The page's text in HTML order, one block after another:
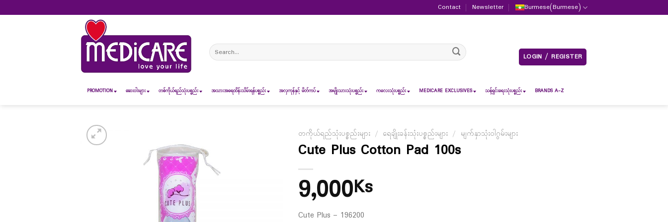
to
Contact Newsletter Burmese(Burmese)
Search
for:
LOGIN / REGISTER
PROMOTION ဆေး၀ါးများ တစ်ကိုယ်ရည်သုံးပစ္စည်း အသားအရေထိန်းသိမ်းရန်ပစ္စည်း အလှကုန်နှင့် မိတ်ကပ် အမျိုးသားသုံးပစ္စည်း ကလေးသုံးပစ္စည်း MEDICARE EXCLUSIVES သန့်ရှင်းရေးသုံးပစ္စည်း BRANDS A-Z
တကိုယ်ရည်သုံးပစ္စည်းများ / ရေချိုးခန်းသုံးပစ္စည်းများ / မျက်နှာသုံးဝါဂွမ်းများ
Cute Plus Cotton Pad 100s
9,000Ks
Cute Plus – 196200